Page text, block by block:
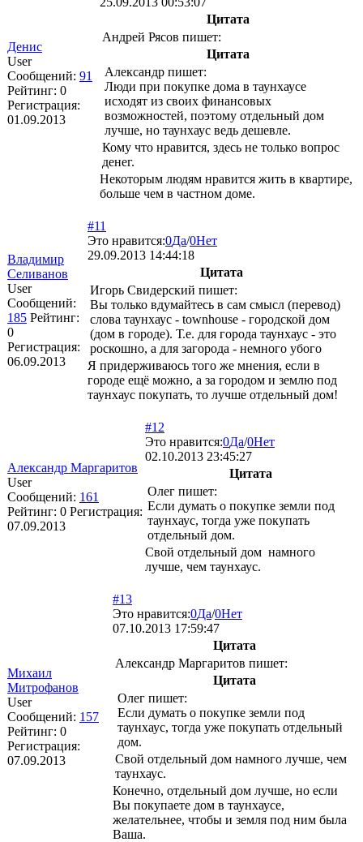
Денис
User
Сообщений: 91
Рейтинг: 0
Регистрация:
01.09.2013
Цитата
Андрей Рясов пишет:
Цитата
Александр пишет:
Люди при покупке дома в таунхаусе
исходят из своих финансовых
возможностей, поэтому отдельный дом
лучше, но таунхаус ведь дешевле.
Кому что нравится, здесь не только вопрос
денег.
Некоторым людям нравится жить в квартире,
больше чем в частном доме.
Владимир
Селиванов
User
Сообщений:
185 Рейтинг:
0
Регистрация:
06.09.2013
#11
Это нравится:0Да/0Нет
29.09.2013 14:44:18
Цитата
Игорь Свидерский пишет:
Вы только вдумайтесь в сам смысл (перевод)
слова таунхаус - townhouse - городской дом
(дом в городе). Т.е. для города таунхаус - это
роскошно, а для загорода - немного убого
Я придерживаюсь того же мнения, если в
городе ещё можно, а за городом и землю под
таунхаус покупать, то лучше отдельный дом!
Александр Маргаритов
User
Сообщений: 161
Рейтинг: 0 Регистрация:
07.09.2013
#12
Это нравится:0Да/0Нет
02.10.2013 23:45:27
Цитата
Олег пишет:
Если думать о покупке земли под
таунхаус, тогда уже покупать
отдельный дом.
Свой отдельный дом намного
лучше, чем таунхаус.
Михаил
Митрофанов
User
Сообщений: 157
Рейтинг: 0
Регистрация:
07.09.2013
#13
Это нравится:0Да/0Нет
07.10.2013 17:59:47
Цитата
Александр Маргаритов пишет:
Цитата
Олег пишет:
Если думать о покупке земли под
таунхаус, тогда уже покупать отдельный
дом.
Свой отдельный дом намного лучше, чем
таунхаус.
Конечно, отдельный дом лучше, но если
Вы покупаете дом в таунхаусе,
желательнее, чтобы и земля под ним была
Ваша.